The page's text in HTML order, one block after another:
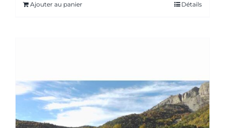
Ajouter au panier Détails